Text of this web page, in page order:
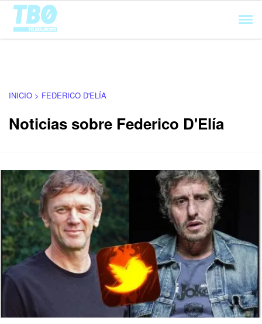
Cargando...
INICIO > FEDERICO D'ELÍA
Noticias sobre Federico D'Elía